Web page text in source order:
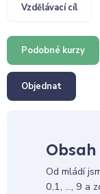
Vzdělávací cíl
Podobné kurzy
Objednat
Od mládí
0,1, ..., 9 a